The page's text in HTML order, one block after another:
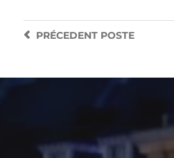
PRÉCEDENTPOSTE